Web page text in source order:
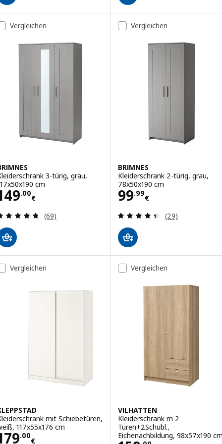
Vergleichen
3-türig, grau,
cm
.00
€
149.00€
Bewertungen: 4.7 von 5 Sternen. Bewertungen
(69)
Vergleichen
BRIMNES
Kleiderschrank 2-türig, grau,
78x50x190 cm
99.99
€
Preis 99.99€
Bewertungen:
(29)
Vergleichen
mit Schiebetüren,
117x55x176 cm
.00
€
179.00€
Vergleichen
VILHATTEN
Kleiderschrank m 2
Türen+2Schubl.,
Eichenachbildung, 98x57x190